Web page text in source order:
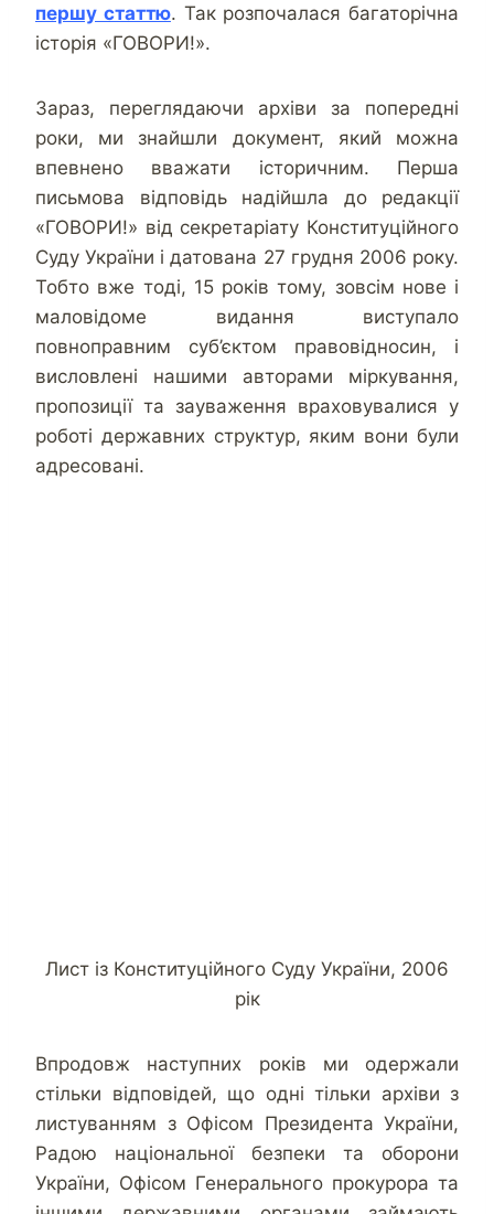
першу статтю. Так розпочалася багаторічна
історія «ГОВОРИ!».
Зараз, переглядаючи архіви за попередні
роки, ми знайшли документ, який можна
впевнено вважати історичним. Перша
письмова відповідь надійшла до редакції
«ГОВОРИ!» від секретаріату Конституційного
Суду України і датована 27 грудня 2006 року.
Тобто вже тоді, 15 років тому, зовсім нове і
маловідоме видання виступало
повноправним суб’єктом правовідносин, і
висловлені нашими авторами міркування,
пропозиції та зауваження враховувалися у
роботі державних структур, яким вони були
адресовані.
Лист із Конституційного Суду України, 2006
рік
Впродовж наступних років ми одержали
стільки відповідей, що одні тільки архіви з
листуванням з Офісом Президента України,
Радою національної безпеки та оборони
України, Офісом Генерального прокурора та